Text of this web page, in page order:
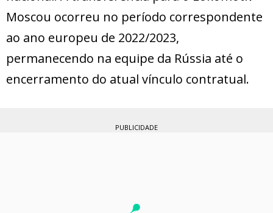
Moscou ocorreu no período correspondente
ao ano europeu de 2022/2023,
permanecendo na equipe da Rússia até o
encerramento do atual vínculo contratual.
PUBLICIDADE